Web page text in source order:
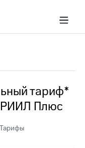
тариф*
Плюс
Тарифы